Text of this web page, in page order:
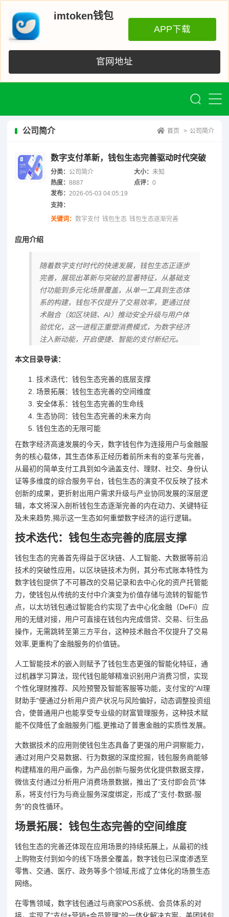
imtoken钱包
APP下载
官网地址
公司简介 首页 > 公司简介
数字支付革新，钱包生态完善驱动时代突破
分类： 公司简介 大小：未知
热度： 8887 点评：0
发布： 2026-05-03 04:05:19
支持：
关键词： 数字支付 钱包生态 钱包生态逐渐完善
应用介绍
随着数字支付时代的快速发展，钱包生态正逐步
完善，展现出革新与突破的显著特征，从基础支
付功能到多元化场景覆盖，从单一工具到生态体
系的构建，钱包不仅提升了交易效率，更通过技
术融合（如区块链、AI）推动安全升级与用户体
验优化，这一进程正重塑消费模式，为数字经济
注入新动能，开启便捷、智能的支付新纪元。
本文目录导读：
技术迭代：钱包生态完善的底层支撑
场景拓展：钱包生态完善的空间维度
安全体系：钱包生态完善的生命线
生态协同：钱包生态完善的未来方向
钱包生态的无限可能
在数字经济高速发展的今天，数字钱包作为连接用户与金融服
务的核心载体，其生态体系正经历着前所未有的变革与完善，
从最初的简单支付工具到如今涵盖支付、理财、社交、身份认
证等多维度的综合服务平台，钱包生态的演变不仅反映了技术
创新的成果，更折射出用户需求升级与产业协同发展的深层逻
辑，本文将深入剖析钱包生态逐渐完善的内在动力、关键特征
及未来趋势,揭示这一生态如何重塑数字经济的运行逻辑。
技术迭代：钱包生态完善的底层支撑
钱包生态的完善首先得益于区块链、人工智能、大数据等前沿
技术的突破性应用，以区块链技术为例，其分布式账本特性为
数字钱包提供了不可篡改的交易记录和去中心化的资产托管能
力，使钱包从传统的支付中介演变为价值存储与流转的智能节
点，以太坊钱包通过智能合约实现了去中心化金融（DeFi）应
用的无缝对接，用户可直接在钱包内完成借贷、交易、衍生品
操作，无需跳转至第三方平台，这种技术融合不仅提升了交易
效率,更重构了金融服务的价值链。
人工智能技术的嵌入则赋予了钱包生态更强的智能化特征，通
过机器学习算法，现代钱包能够精准识别用户消费习惯，实现
个性化理财推荐、风险预警及智能客服等功能，支付宝的"AI理
财助手"便通过分析用户资产状况与风险偏好，动态调整投资组
合，使普通用户也能享受专业级的财富管理服务，这种技术赋
能不仅降低了金融服务门槛,更推动了普惠金融的实质性发展。
大数据技术的应用则使钱包生态具备了更强的用户洞察能力，
通过对用户交易数据、行为数据的深度挖掘，钱包服务商能够
构建精准的用户画像，为产品创新与服务优化提供数据支撑，
微信支付通过分析用户消费场景数据，推出了"支付即会员"体
系，将支付行为与商业服务深度绑定，形成了"支付-数据-服
务"的良性循环。
场景拓展：钱包生态完善的空间维度
钱包生态的完善还体现在应用场景的持续拓展上，从最初的线
上购物支付到如今的线下场景全覆盖，数字钱包已深度渗透至
零售、交通、医疗、政务等多个领域,形成了立体化的场景生态
网络。
在零售领域，数字钱包通过与商家POS系统、会员体系的对